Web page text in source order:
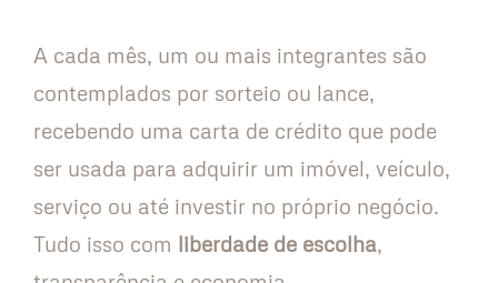
A cada mês, um ou mais integrantes são
contemplados por sorteio ou lance,
recebendo uma carta de crédito que pode
ser usada para adquirir um imóvel, veículo,
serviço ou até investir no próprio negócio.
Tudo isso com liberdade de escolha,